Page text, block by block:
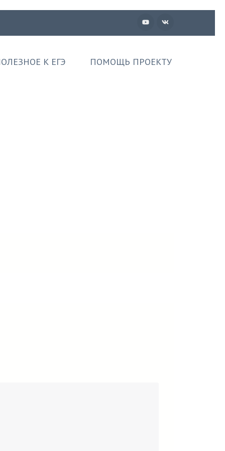
К ЕГЭ ПОМОЩЬ ПРОЕКТУ